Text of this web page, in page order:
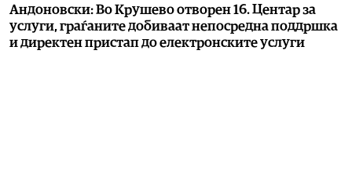
Андоновски: Во Крушево отворен 16. Центар за
услуги, граѓаните добиваат непосредна поддршка
и директен пристап до електронските услуги